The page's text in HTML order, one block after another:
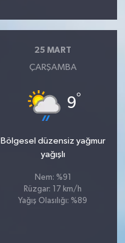
25 MART
ÇARŞAMBA
9°
Bölgesel düzensiz yağmur
yağışlı
Nem: %91
Rüzgar: 17 km/h
Yağış Olasılığı: %89